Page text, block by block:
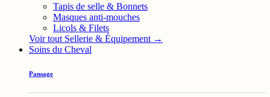
Tapis de selle & Bonnets
Masques anti-mouches
Licols & Filets
Voir tout Sellerie & Équipement →
Soins du Cheval
Pansage